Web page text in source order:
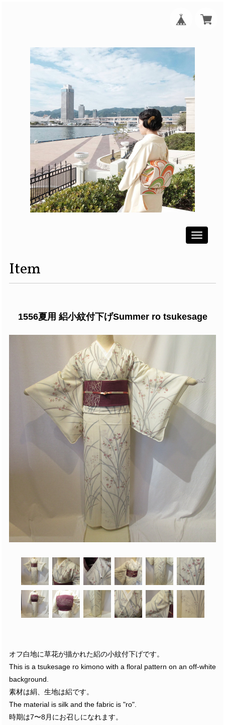
Toggle
Item
1556夏用 絽小紋付下げSummer ro tsukesage
オフ白地に草花が描かれた絽の小紋付下げです。
This is a tsukesage ro kimono with a floral pattern on an off-white
background.
素材は絹、生地は絽です。
The material is silk and the fabric is "ro".
時期は7〜8月にお召しになれます。